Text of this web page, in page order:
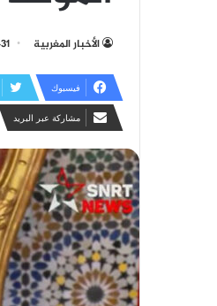
الأخبار المغربية
فيسبوك
مشاركة عبر البريد